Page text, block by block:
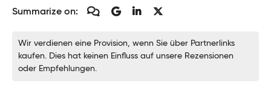
Summarize on:
Wir verdienen eine Provision, wenn Sie über Partnerlinks
kaufen. Dies hat keinen Einfluss auf unsere Rezensionen
oder Empfehlungen.